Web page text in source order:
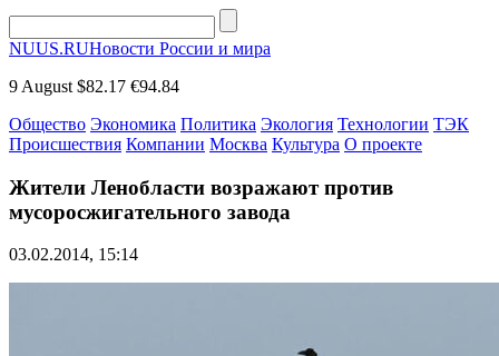
NUUS.RUНовости России и мира
9 August $82.17 €94.84
Общество Экономика Политика Экология Технологии ТЭК
Происшествия Компании Москва Культура О проекте
Жители Ленобласти возражают против
мусоросжигательного завода
03.02.2014, 15:14